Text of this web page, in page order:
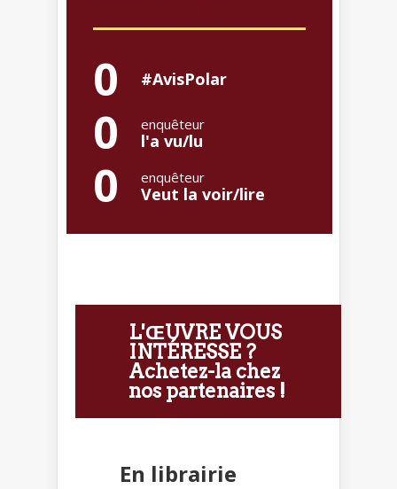
0 #AvisPolar
0 enquêteur
l'a vu/lu
0 enquêteur
Veut la voir/lire
L'ŒUVRE VOUS
INTÉRESSE ?
Achetez-la chez
nos partenaires !
En librairie